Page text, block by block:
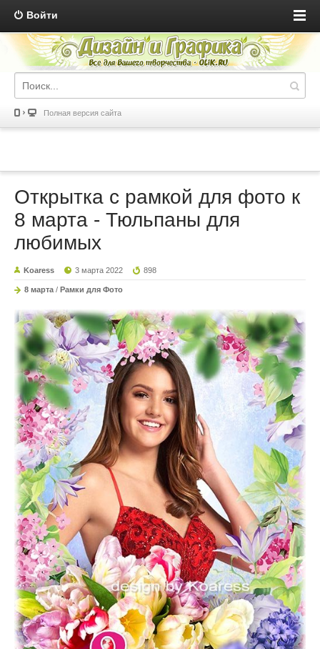
Войти
Полная версия сайта
Открытка с рамкой для фото к
8 марта - Тюльпаны для
любимых
Koaress 3 марта 2022 898
8 марта / Рамки для Фото